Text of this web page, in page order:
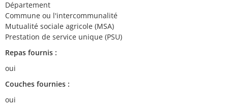
Département
Commune ou l'intercommunalité
Mutualité sociale agricole (MSA)
Prestation de service unique (PSU)
Repas fournis :
oui
Couches fournies :
oui